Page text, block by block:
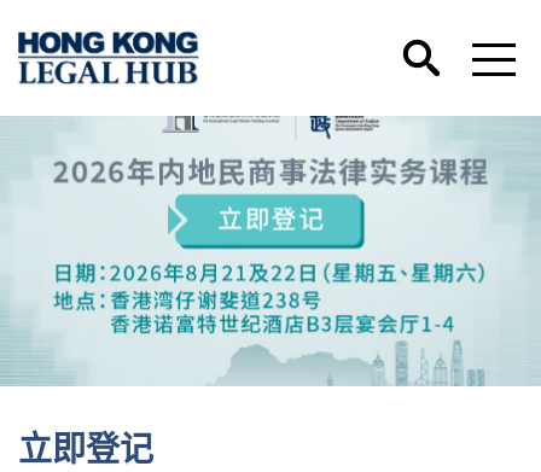
立即登记